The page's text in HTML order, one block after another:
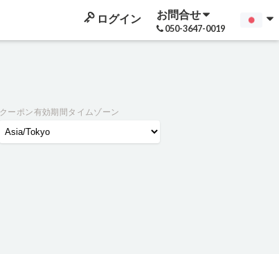
ログイン お問合せ
050-3647-0019
クーポン有効期間タイムゾーン